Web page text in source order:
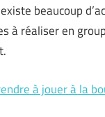
beaucoup
à réaliser en
à jouer à la